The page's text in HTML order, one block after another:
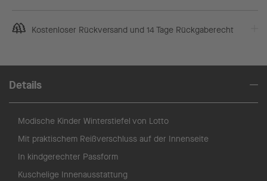
Kostenloser Rückversand und 14 Tage Rückgaberecht
Details
Modische Kinder Winterstiefel von Lotto
Mit praktischem Reißverschluss auf der Innenseite
In kindgerechter Passform
Kuschelige Innenausstattung